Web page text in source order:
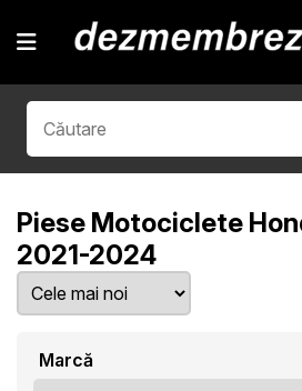
Piese Motociclete
2021-2024
Marcă